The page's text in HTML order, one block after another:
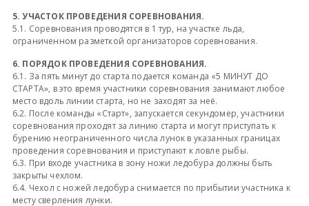
5. УЧАСТОК ПРОВЕДЕНИЯ СОРЕВНОВАНИЯ.
5.1. Соревнования проводятся в 1 тур, на участке льда,
ограниченном разметкой организаторов соревнования.
6. ПОРЯДОК ПРОВЕДЕНИЯ СОРЕВНОВАНИЯ.
6.1. За пять минут до старта подается команда «5 МИНУТ ДО
СТАРТА», в это время участники соревнования занимают любое
место вдоль линии старта, но не заходят за неё.
6.2. После команды «Старт», запускается секундомер, участники
соревнования проходят за линию старта и могут приступать к
бурению неограниченного числа лунок в указанных границах
проведения соревнования и приступают к ловле рыбы.
6.3. При входе участника в зону ножи ледобура должны быть
закрыты чехлом.
6.4. Чехол с ножей ледобура снимается по прибытии участника к
месту сверления лунки.